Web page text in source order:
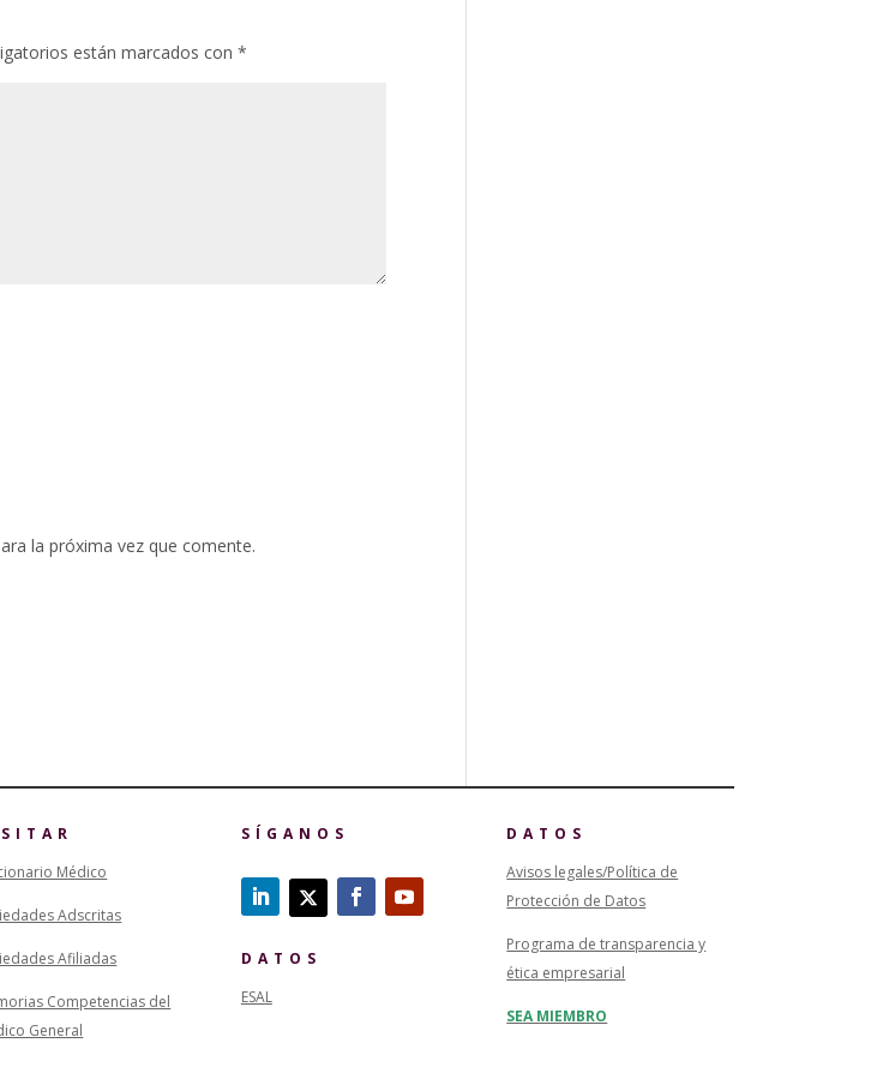
están marcados con *
la próxima vez que comente.
Médico
Adscritas
Afiliadas
Competencias del
General
SÍGANOS
DATOS
ESAL
DATOS
Avisos legales/Política de
Protección de Datos
Programa de transparencia y
ética empresarial
SEA MIEMBRO